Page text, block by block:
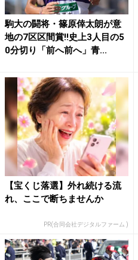
駒大の闘将・篠原倖太朗が意
地の7区区間賞!!史上3人目の5
0分切り「前へ前へ」青...
【宝くじ落選】外れ続ける流
れ、ここで断ちませんか
PR(合同会社デジタルファーム )